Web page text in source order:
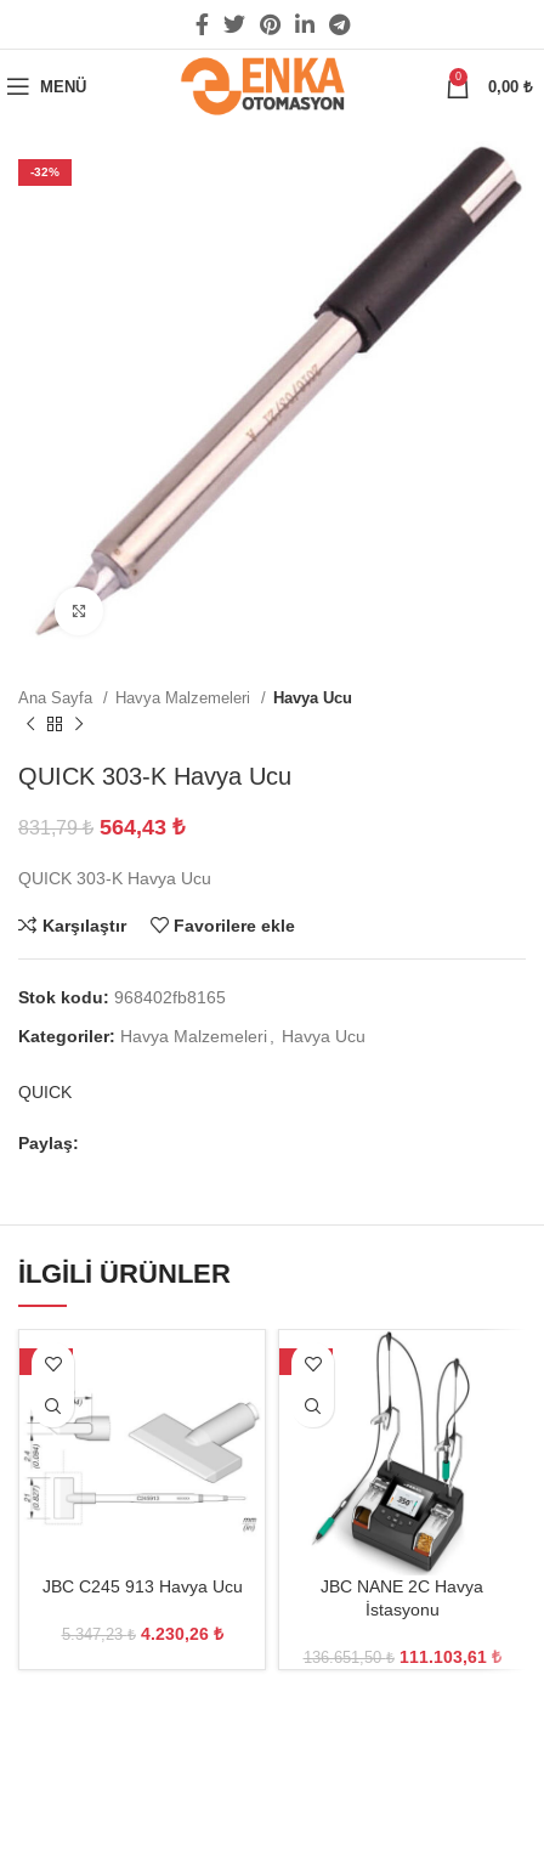
MENÜ
0
0,00 ₺
-32%
Ana Sayfa Havya Malzemeleri Havya Ucu
QUICK 303-K Havya Ucu
831,79₺ 564,43 ₺
QUICK 303-K Havya Ucu
Karşılaştır Favorilere ekle
Stok kodu: 968402fb8165
Kategoriler: Havya Malzemeleri Havya Ucu
QUICK
Paylaş:
İLGILI ÜRÜNLER
-21%
JBC C245 913 Havya Ucu
5.347,23₺ 4.230,26 ₺
-19%
JBC NANE 2C Havya
İstasyonu
136.651,50₺ 111.103,61 ₺